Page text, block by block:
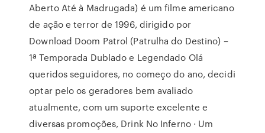
Aberto Até à Madrugada) é um filme americano
de ação e terror de 1996, dirigido por
Download Doom Patrol (Patrulha do Destino) –
1ª Temporada Dublado e Legendado Olá
queridos seguidores, no começo do ano, decidi
optar pelo os geradores bem avaliado
atualmente, com um suporte excelente e
diversas promoções, Drink No Inferno · Um